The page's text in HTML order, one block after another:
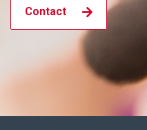
Contact